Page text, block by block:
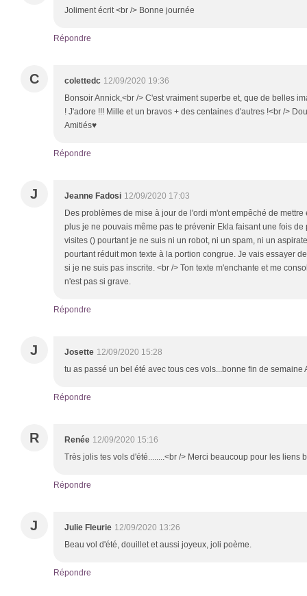
Joliment écrit <br /> Bonne journée
Répondre
C colettedc 12/09/2020 19:36
Bonsoir Annick,<br /> C'est vraiment superbe et, que de belles
! J'adore !!! Mille et un bravos + des centaines d'autres !<br />
Amitiés♥
Répondre
J Jeanne Fadosi 12/09/2020 17:03
Des problèmes de mise à jour de l'ordi m'ont empêché de
plus je ne pouvais même pas te prévenir Ekla faisant une fois
visites () pourtant je ne suis ni un robot, ni un spam, ni un
pourtant réduit mon texte à la portion congrue. Je vais essayer
si je ne suis pas inscrite. <br /> Ton texte m'enchante et me
n'est pas si grave.
Répondre
J Josette 12/09/2020 15:28
tu as passé un bel été avec tous ces vols...bonne fin de semaine
Répondre
R Renée 12/09/2020 15:16
Très jolis tes vols d'été........<br /> Merci beaucoup pour les liens
Répondre
J Julie Fleurie 12/09/2020 13:26
Beau vol d'été, douillet et aussi joyeux, joli poème.
Répondre